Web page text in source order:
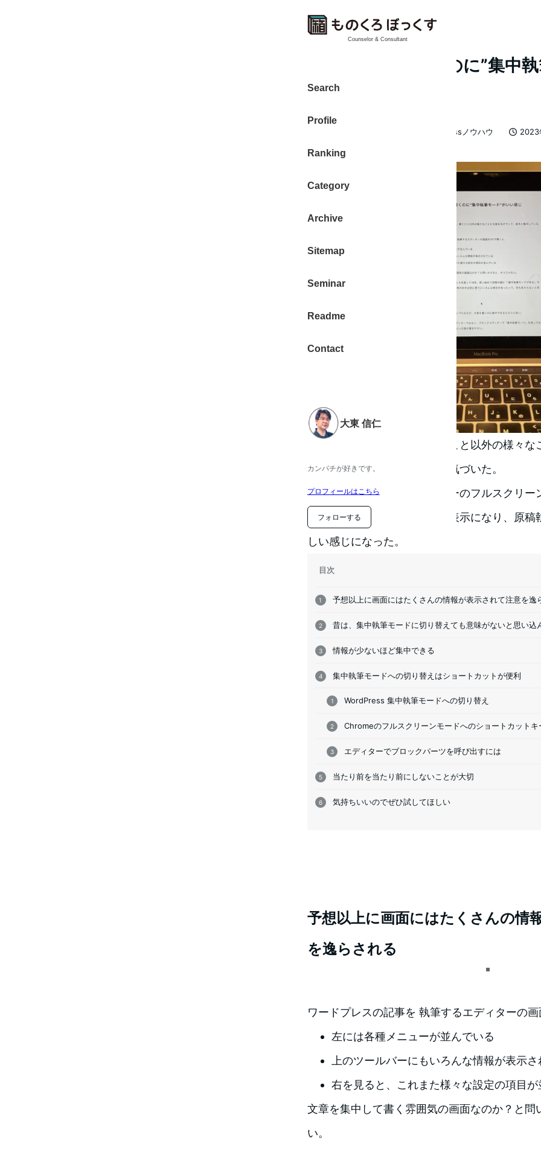
Counselor & Consultant
Search
Profile
Ranking
Category
Archive
Sitemap
Seminar
Readme
Contact
大東 信仁
カンパチが好きです。
プロフィールはこちら
フォローする
ブログ記事を書くのに”集中
感じ（WordPress）
2023
者
WordPressノウハウ
ブログ記事書くときに、書くこと以外の様々な
意外と集中していない自分に気づいた。
”集中執筆モード” + ブラウザーのフルスクリ
っ白な画面に文字のみの画面表示になり、原
しい感じになった。
目次
予想以上に画面にはたくさんの情報が表示されて注意を逸
昔は、集中執筆モードに切り替えても意味がないと思い込
情報が少ないほど集中できる
集中執筆モードへの切り替えはショートカットが便利
WordPress 集中執筆モードへの切り替え
Chromeのフルスクリーンモードへのショートカットキ
エディターでブロックパーツを呼び出すには
当たり前を当たり前にしないことが大切
気持ちいいのでぜひ試してほしい
予想以上に画面にはたくさんの情
を逸らされる
ワードプレスの記事を 執筆するエディターの画
左には各種メニューが並んでいる
上のツールバーにもいろんな情報が表示さ
右を見ると、これまた様々な設定の項目が
文章を集中して書く雰囲気の画面なのか？と問
い。